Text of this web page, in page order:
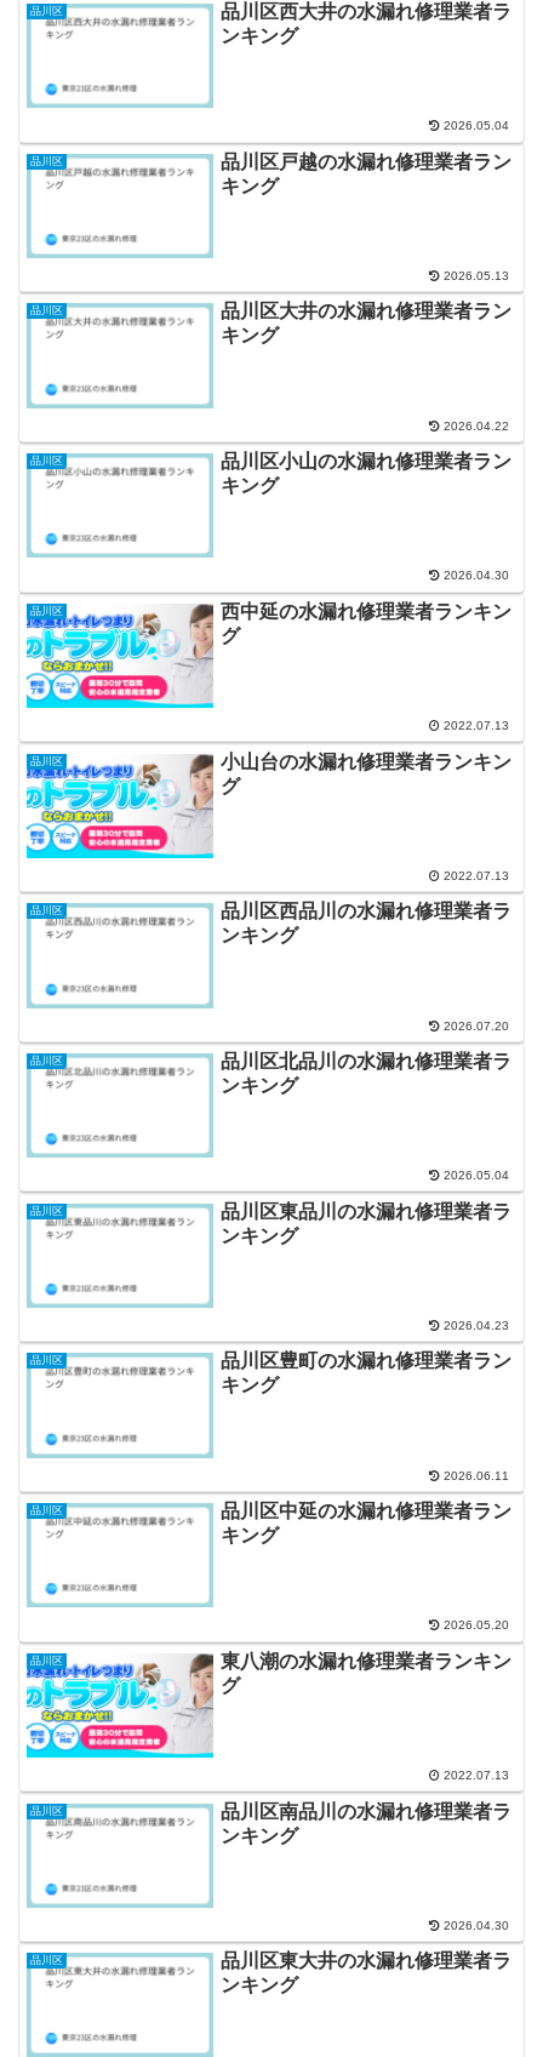
品川区
品川区西大井の水漏れ修理業者ラ
ンキング
2026.05.04
品川区
品川区戸越の水漏れ修理業者ラン
キング
2026.05.13
品川区
品川区大井の水漏れ修理業者ラン
キング
2026.04.22
品川区
品川区小山の水漏れ修理業者ラン
キング
2026.04.30
品川区
西中延の水漏れ修理業者ランキン
グ
2022.07.13
品川区
小山台の水漏れ修理業者ランキン
グ
2022.07.13
品川区
品川区西品川の水漏れ修理業者ラ
ンキング
2026.07.20
品川区
品川区北品川の水漏れ修理業者ラ
ンキング
2026.05.04
品川区
品川区東品川の水漏れ修理業者ラ
ンキング
2026.04.23
品川区
品川区豊町の水漏れ修理業者ラン
キング
2026.06.11
品川区
品川区中延の水漏れ修理業者ラン
キング
2026.05.20
品川区
東八潮の水漏れ修理業者ランキン
グ
2022.07.13
品川区
品川区南品川の水漏れ修理業者ラ
ンキング
2026.04.30
品川区
品川区東大井の水漏れ修理業者ラ
ンキング